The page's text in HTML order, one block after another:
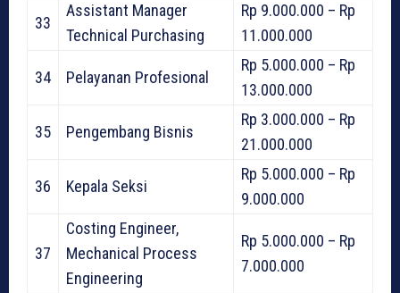
33
Assistant Manager
Technical Purchasing
Rp 9.000.000 – Rp
11.000.000
34 Pelayanan Profesional
Rp 5.000.000 – Rp
13.000.000
35 Pengembang Bisnis
Rp 3.000.000 – Rp
21.000.000
36 Kepala Seksi
Rp 5.000.000 – Rp
9.000.000
37
Costing Engineer,
Mechanical Process
Engineering
Rp 5.000.000 – Rp
7.000.000